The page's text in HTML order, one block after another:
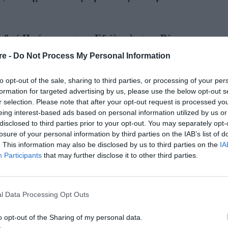
- Do Not Process My Personal Information
opt-out of the sale, sharing to third parties, or processing of your
for targeted advertising by us, please use the below opt-out
selection. Please note that after your opt-out request is processed
interest-based ads based on personal information utilized by us
to third parties prior to your opt-out. You may separately
of your personal information by third parties on the IAB’s list of
This information may also be disclosed by us to third parties on the
Participants that may further disclose it to other third parties.
Data Processing Opt Outs
opt-out of the Sharing of my personal data.
Ημέρα για την Εξάλειψη της Βίας
από τη Γενική Συνέλευση του ΟΗΕ. Το
237 ψήφους υπέρ, συγκεντρώνοντας
πλειοψηφία όσο και από την κεντροαριστερή